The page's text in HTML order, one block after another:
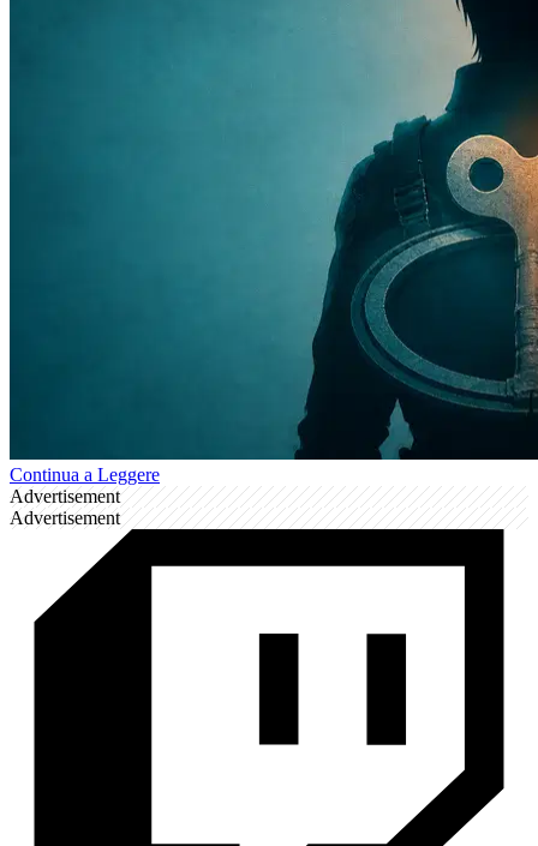
Continua a Leggere
Advertisement
Advertisement